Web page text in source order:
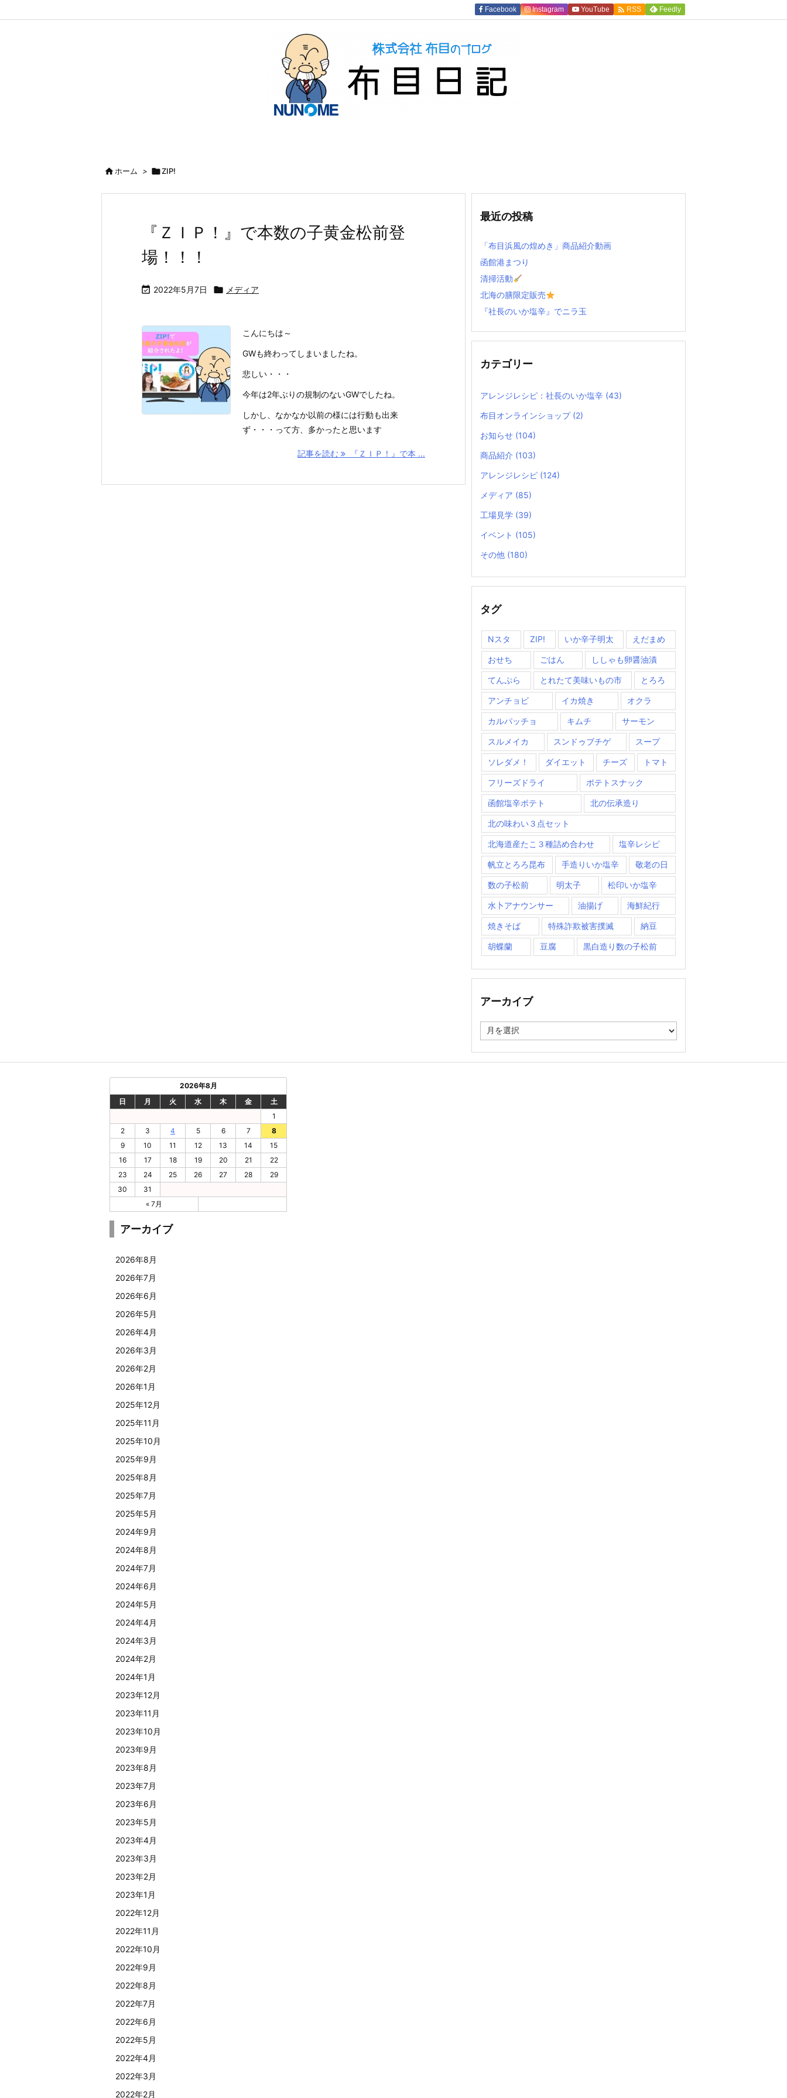
Facebook Instagram YouTube  RSS Feedly
ホーム > ZIP!
『ＺＩＰ！』で本数の子黄金松前登
場！！！
 2022年5月7日  メディア
こんにちは～
GWも終わってしまいましたね。
悲しい・・・
今年は2年ぶりの規制のないGWでしたね。
しかし、なかなか以前の様には行動も出来
ず・・・って方、多かったと思います
記事を読む 『ＺＩＰ！』で本 ...
最近の投稿
「布目浜風の煌めき」商品紹介動画
函館港まつり
清掃活動
北海の膳限定販売
『社長のいか塩辛』でニラ玉
カテゴリー
アレンジレシピ：社長のいか塩辛 (43)
布目オンラインショップ (2)
お知らせ (104)
商品紹介 (103)
アレンジレシピ (124)
メディア (85)
工場見学 (39)
イベント (105)
その他 (180)
タグ
Nスタ ZIP! いか辛子明太 えだまめ
おせち ごはん ししゃも卵醤油漬
てんぷら とれたて美味いもの市 とろろ
アンチョビ イカ焼き オクラ
カルパッチョ キムチ サーモン
スルメイカ スンドゥブチゲ スープ
ソレダメ！ ダイエット チーズ トマト
フリーズドライ ポテトスナック
函館塩辛ポテト 北の伝承造り
北の味わい３点セット
北海道産たこ３種詰め合わせ 塩辛レシピ
帆立とろろ昆布 手造りいか塩辛 敬老の日
数の子松前 明太子 松印いか塩辛
水卜アナウンサー 油揚げ 海鮮紀行
焼きそば 特殊詐欺被害撲滅 納豆
胡蝶蘭 豆腐 黒白造り数の子松前
アーカイブ
ー
2026年8月
日
月 火 水 木 金
土
1
2
3 4 5 6 7
8
9
10 11 12 13 14
15
16
17 18 19 20 21
22
23
24 25 26 27 28
29
30
31
« 7月
アーカイブ
2026年8月
2026年7月
2026年6月
2026年5月
2026年4月
2026年3月
2026年2月
2026年1月
2025年12月
2025年11月
2025年10月
2025年9月
2025年8月
2025年7月
2025年5月
2024年9月
2024年8月
2024年7月
2024年6月
2024年5月
2024年4月
2024年3月
2024年2月
2024年1月
2023年12月
2023年11月
2023年10月
2023年9月
2023年8月
2023年7月
2023年6月
2023年5月
2023年4月
2023年3月
2023年2月
2023年1月
2022年12月
2022年11月
2022年10月
2022年9月
2022年8月
2022年7月
2022年6月
2022年5月
2022年4月
2022年3月
2022年2月